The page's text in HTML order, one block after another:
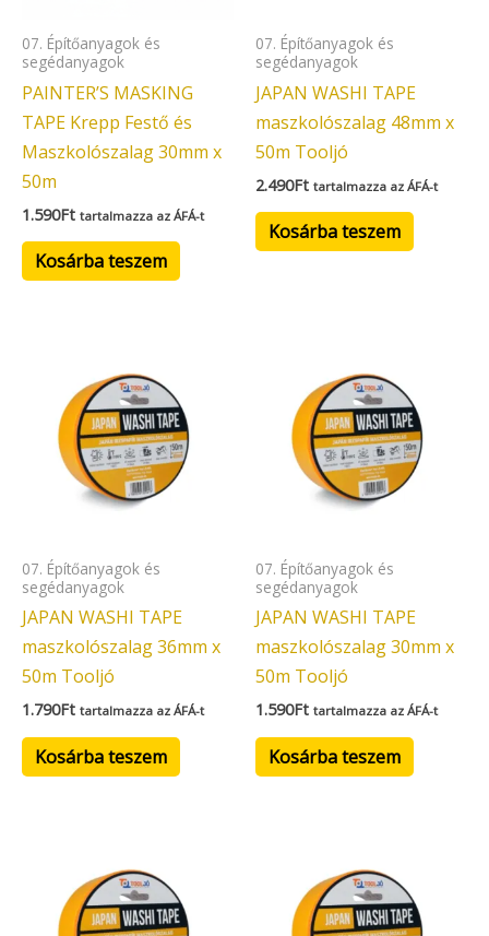
07. Építőanyagok és
segédanyagok
PAINTER’S MASKING
TAPE Krepp Festő és
Maszkolószalag 30mm x
50m
1.590Ft tartalmazza az ÁFÁ-t
Kosárba teszem
07. Építőanyagok és
segédanyagok
JAPAN WASHI TAPE
maszkolószalag 48mm x
50m Tooljó
2.490Ft tartalmazza az ÁFÁ-t
Kosárba teszem
07. Építőanyagok és
segédanyagok
JAPAN WASHI TAPE
maszkolószalag 36mm x
50m Tooljó
1.790Ft tartalmazza az ÁFÁ-t
Kosárba teszem
07. Építőanyagok és
segédanyagok
JAPAN WASHI TAPE
maszkolószalag 30mm x
50m Tooljó
1.590Ft tartalmazza az ÁFÁ-t
Kosárba teszem